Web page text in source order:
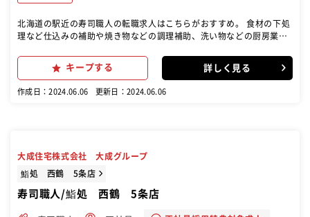
北海道の駅近の寿司職人の転職求人はこちらがおすすめ。 食材の下処
理など仕込みの補助や焼き物などの調理補助、洗い物などの厨房業務
※技術に合わせて仕事をお任せします。
キープする 詳しく見る
作成日：2024.06.06 更新日：2024.06.06
大成住宅株式会社 大成グループ
鮨処 西鶴 5条店
寿司職人/鮨処 西鶴 5条店